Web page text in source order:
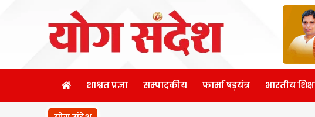
शाश्वत प्रज्ञा सम्पादकीय फार्मा षड़यंत्र भारतीय